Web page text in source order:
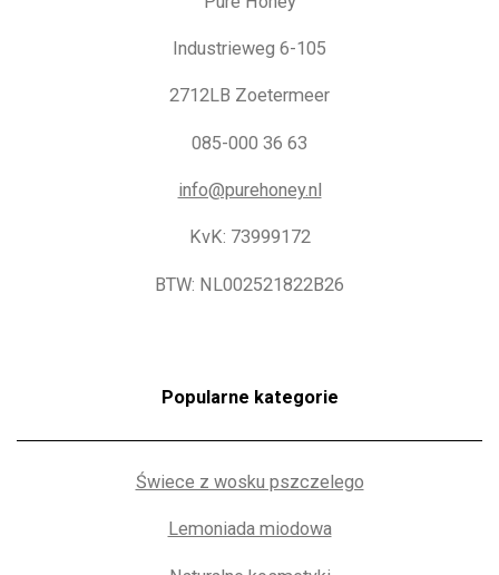
Industrieweg 6-105
2712LB Zoetermeer
085-000 36 63
info@purehoney.nl
KvK: 73999172
BTW: NL002521822B26
Popularne kategorie
Świece z wosku pszczelego
Lemoniada miodowa